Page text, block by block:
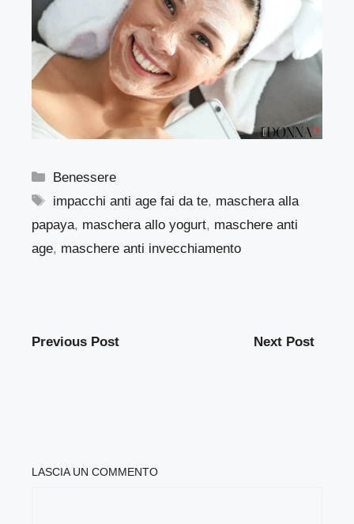
Categorie
Benessere
Tag
impacchi anti age fai da te, maschera alla
papaya, maschera allo yogurt, maschere anti
age, maschere anti invecchiamento
Previous Post Next Post
LASCIA UN COMMENTO